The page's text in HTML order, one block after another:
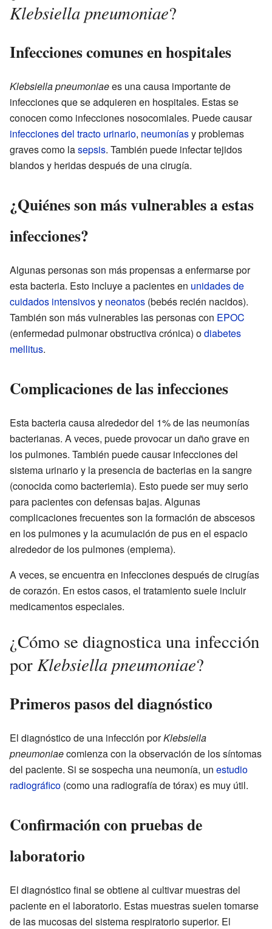
Klebsiella pneumoniae?
Infecciones comunes en hospitales
Klebsiella pneumoniaees una causa importante de
infecciones que se adquieren en hospitales. Estas se
conocen como infecciones nosocomiales. Puede causar
infecciones del tracto urinario, neumoníasy problemas
graves como lasepsis. También puede infectar tejidos
blandos y heridas después de una cirugía.
¿Quiénes son más vulnerables a estas
infecciones?
Algunas personas son más propensas a enfermarse por
esta bacteria. Esto incluye a pacientes en unidades de
cuidados intensivosy neonatos (bebés recién nacidos).
También son más vulnerables las personas con EPOC
(enfermedad pulmonar obstructiva crónica) odiabetes
mellitus.
Complicaciones de las infecciones
Esta bacteria causa alrededor del 1% de las neumonías
bacterianas. A veces, puede provocar un daño grave en
los pulmones. También puede causar infecciones del
sistema urinario y la presencia de bacterias en la sangre
(conocida como bacteriemia). Esto puede ser muy serio
para pacientes con defensas bajas. Algunas
complicaciones frecuentes son la formación de abscesos
en los pulmones y la acumulación de pus en el espacio
alrededor de los pulmones (empiema).
A veces, se encuentra en infecciones después de cirugías
de corazón. En estos casos, el tratamiento suele incluir
medicamentos especiales.
¿Cómo se diagnostica una infección
por Klebsiella pneumoniae?
Primeros pasos del diagnóstico
El diagnóstico de una infección porKlebsiella
pneumoniaecomienza con la observación de los síntomas
del paciente. Si se sospecha una neumonía, un estudio
radiográfico (como una radiografía de tórax) es muy útil.
Confirmación con pruebas de
laboratorio
El diagnóstico final se obtiene al cultivar muestras del
paciente en el laboratorio. Estas muestras suelen tomarse
de las mucosas del sistema respiratorio superior. El